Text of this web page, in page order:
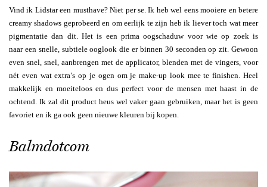
Vind ik Lidstar een musthave? Niet per se. Ik heb wel eens mooiere en betere
creamy shadows geprobeerd en om eerlijk te zijn heb ik liever toch wat meer
pigmentatie dan dit. Het is een prima oogschaduw voor wie op zoek is
naar een snelle, subtiele ooglook die er binnen 30 seconden op zit. Gewoon
even snel, snel, aanbrengen met de applicator, blenden met de vingers, voor
nét even wat extra’s op je ogen om je make-up look mee te finishen. Heel
makkelijk en moeiteloos en dus perfect voor de mensen met haast in de
ochtend. Ik zal dit product heus wel vaker gaan gebruiken, maar het is geen
favoriet en ik ga ook geen nieuwe kleuren bij kopen.
Balmdotcom